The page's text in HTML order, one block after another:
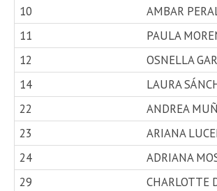
10
AMBAR
11
PAULA
12
OSNELLA
14
LAURA
22
ANDREA
23
ARIANA
24
ADRIANA
29
CHARLOTTE